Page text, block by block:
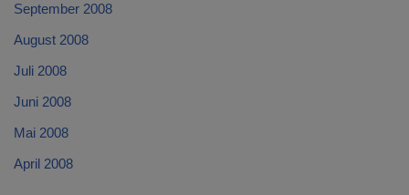
September 2008
August 2008
Juli 2008
Juni 2008
Mai 2008
April 2008